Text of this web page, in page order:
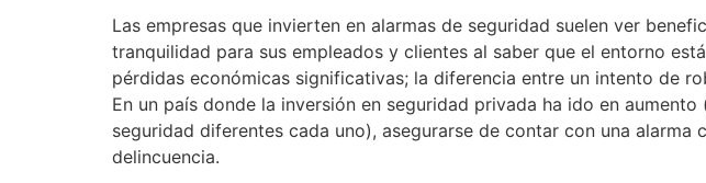
Las empresas que invierten en alarmas de seguridad suelen ver
tranquilidad para sus empleados y clientes al saber que el entorno
pérdidas económicas significativas; la diferencia entre un intento de
En un país donde la inversión en seguridad privada ha ido en
seguridad diferentes cada uno​), asegurarse de contar con una
delincuencia.